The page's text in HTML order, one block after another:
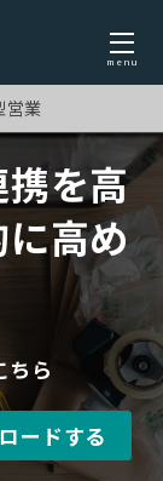
menu
営業
を高
高め
ちら
ードする